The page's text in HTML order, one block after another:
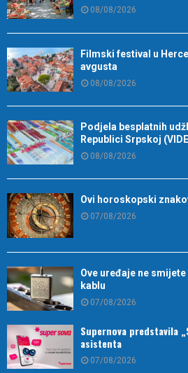
08/08/2026
Filmski festival u
avgusta
08/08/2026
Podjela besplatnih
Republici Srpskoj
08/08/2026
Ovi horoskopski
07/08/2026
Ove uređaje ne
kablu
07/08/2026
Supernova predstavila
asistenta
07/08/2026